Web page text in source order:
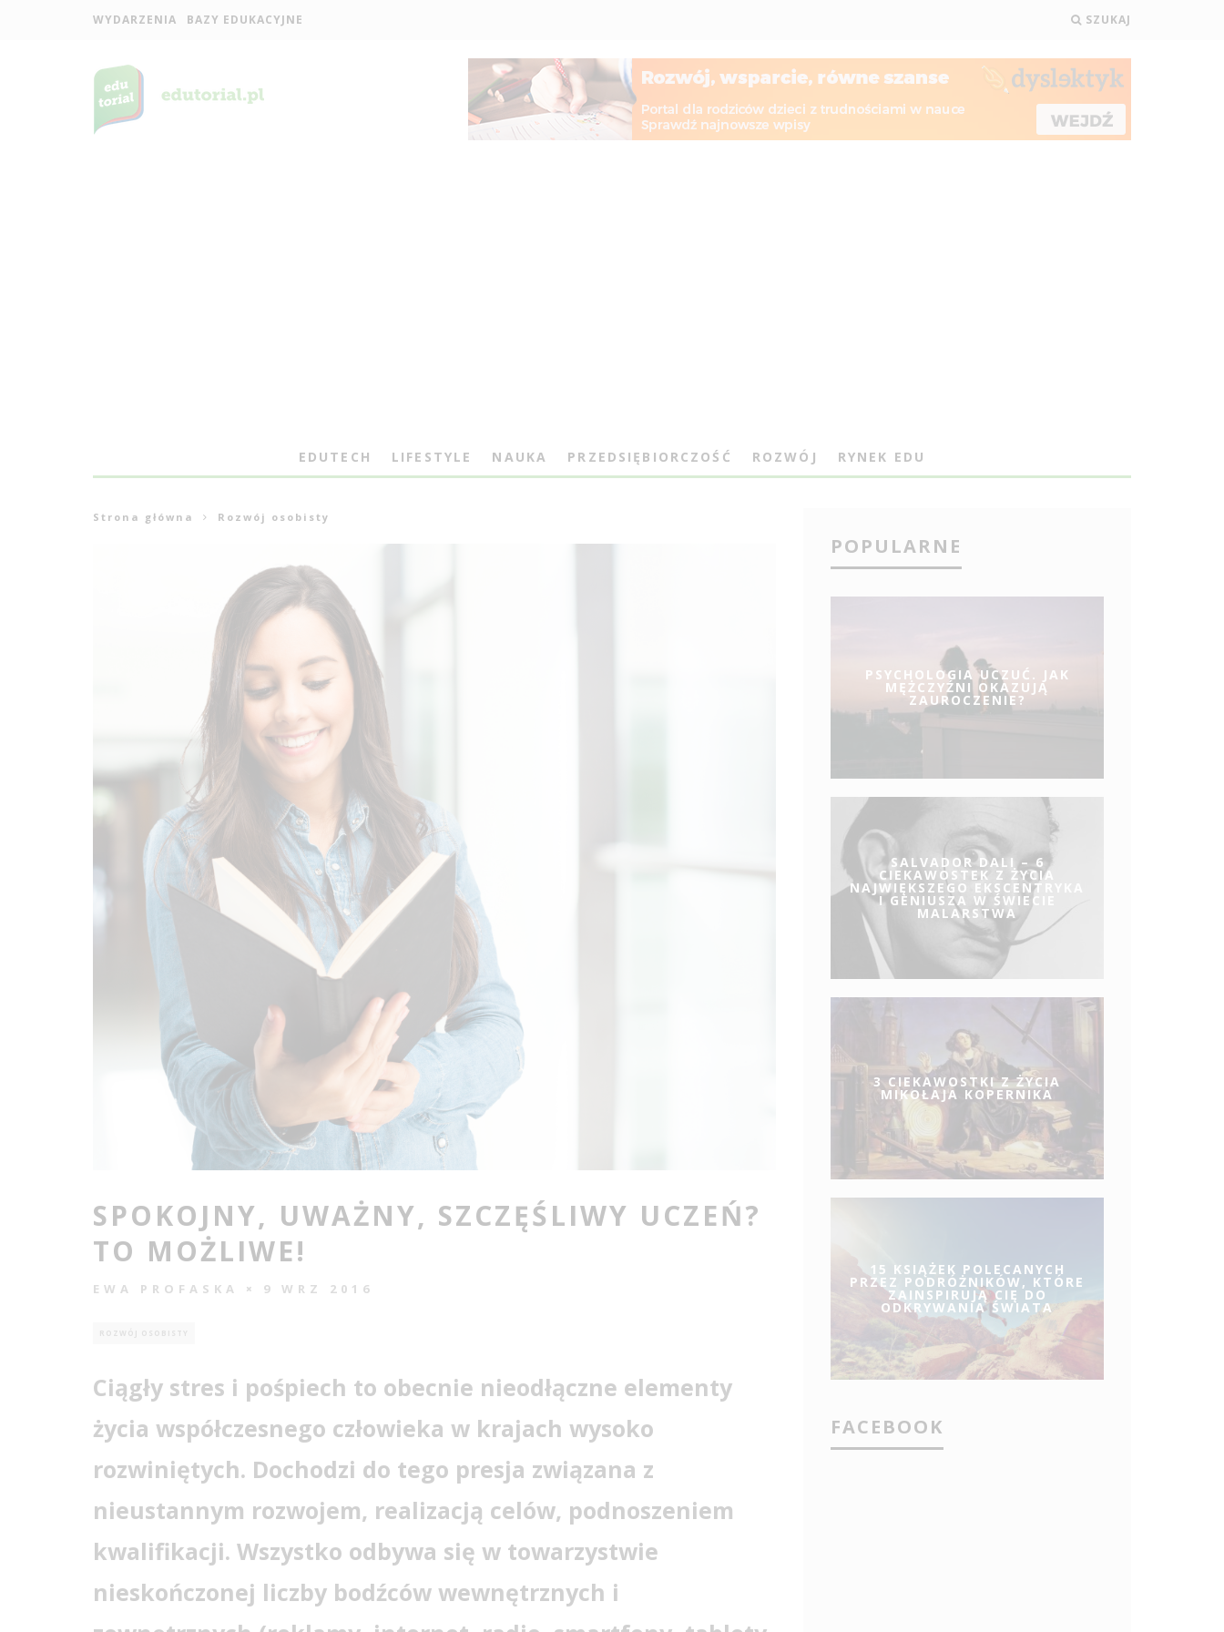
WYDARZENIA BAZY EDUKACYJNE SZUKAJ
EDUTECH LIFESTYLE NAUKA PRZEDSIĘBIORCZOŚĆ ROZWÓJ RYNEK EDU
Strona główna Rozwój osobisty
SPOKOJNY, UWAŻNY, SZCZĘŚLIWY UCZEŃ?
TO MOŻLIWE!
EWA PROFASKA 9 WRZ 2016
ROZWÓJ OSOBISTY
Ciągły stres i pośpiech to obecnie nieodłączne elementy
życia współczesnego człowieka w krajach wysoko
rozwiniętych. Dochodzi do tego presja związana z
nieustannym rozwojem, realizacją celów, podnoszeniem
kwalifikacji. Wszystko odbywa się w towarzystwie
nieskończonej liczby bodźców wewnętrznych i
POPULARNE
PSYCHOLOGIA UCZUĆ. JAK
MĘŻCZYŹNI OKAZUJĄ
ZAUROCZENIE?
SALVADOR DALI – 6
CIEKAWOSTEK Z ŻYCIA
NAJWIĘKSZEGO EKSCENTRYKA
I GENIUSZA W ŚWIECIE
MALARSTWA
3 CIEKAWOSTKI Z ŻYCIA
MIKOŁAJA KOPERNIKA
15 KSIĄŻEK POLECANYCH
PRZEZ PODRÓŻNIKÓW, KTÓRE
ZAINSPIRUJĄ CIĘ DO
ODKRYWANIA ŚWIATA
FACEBOOK